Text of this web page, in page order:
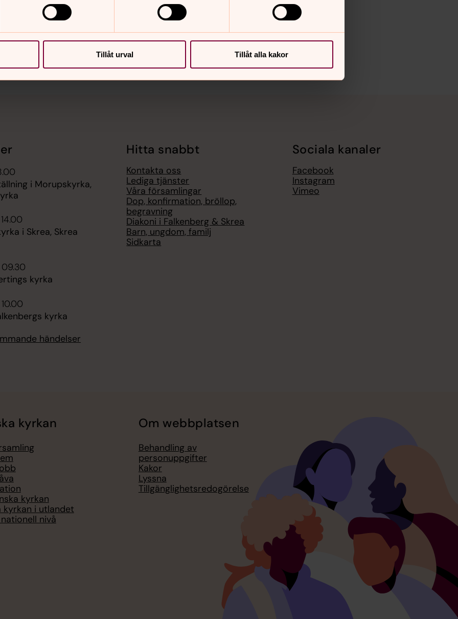
Tillåt urval Tillåt alla kakor
i Morupskyrka,
i Skrea, Skrea
kyrka
kyrka
händelser
Hitta snabbt
Kontakta oss
Lediga tjänster
Våra församlingar
Dop, konfirmation, bröllop,
begravning
Diakoni i Falkenberg & Skrea
Barn, ungdom, familj
Sidkarta
Sociala kanaler
Facebook
Instagram
Vimeo
kyrkan
kyrkan
kyrkan i utlandet
nivå
Om webbplatsen
Behandling av
personuppgifter
Kakor
Lyssna
Tillgänglighetsredogörelse